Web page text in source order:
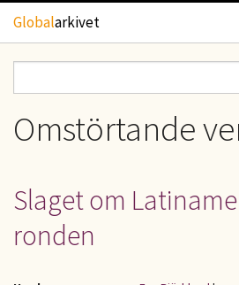
Hoppa till huvudinnehåll
Globalarkivet
TIDSKRIFTER
UPPHOVSRÄTT
Sökformulär
Omstörtande
Slaget om
ronden